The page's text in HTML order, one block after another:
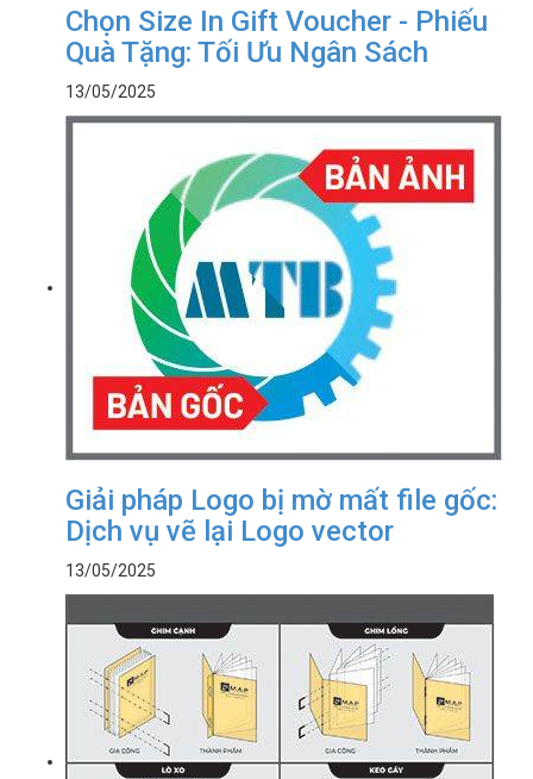
Chọn Size In Gift Voucher - Phiếu
Quà Tặng: Tối Ưu Ngân Sách
13/05/2025
Giải pháp Logo bị mờ mất file gốc:
Dịch vụ vẽ lại Logo vector
13/05/2025